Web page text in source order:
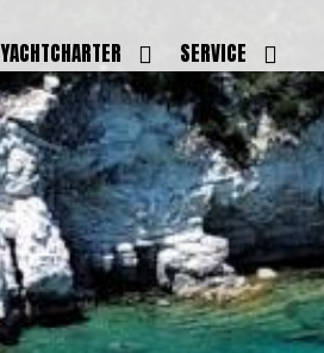
YACHTCHARTER
EIGENE YACHTEN
BELEGUNGSPLAN EIGENE
YACHTEN
WELTWEITE
YACHTCHARTER
REVIERINFOS
FAQ
SERVICE
LEISTUNGEN
TEAM
VIDEOS
NEWSLETTER
BLOG
ERFOLGSMELDUNGEN